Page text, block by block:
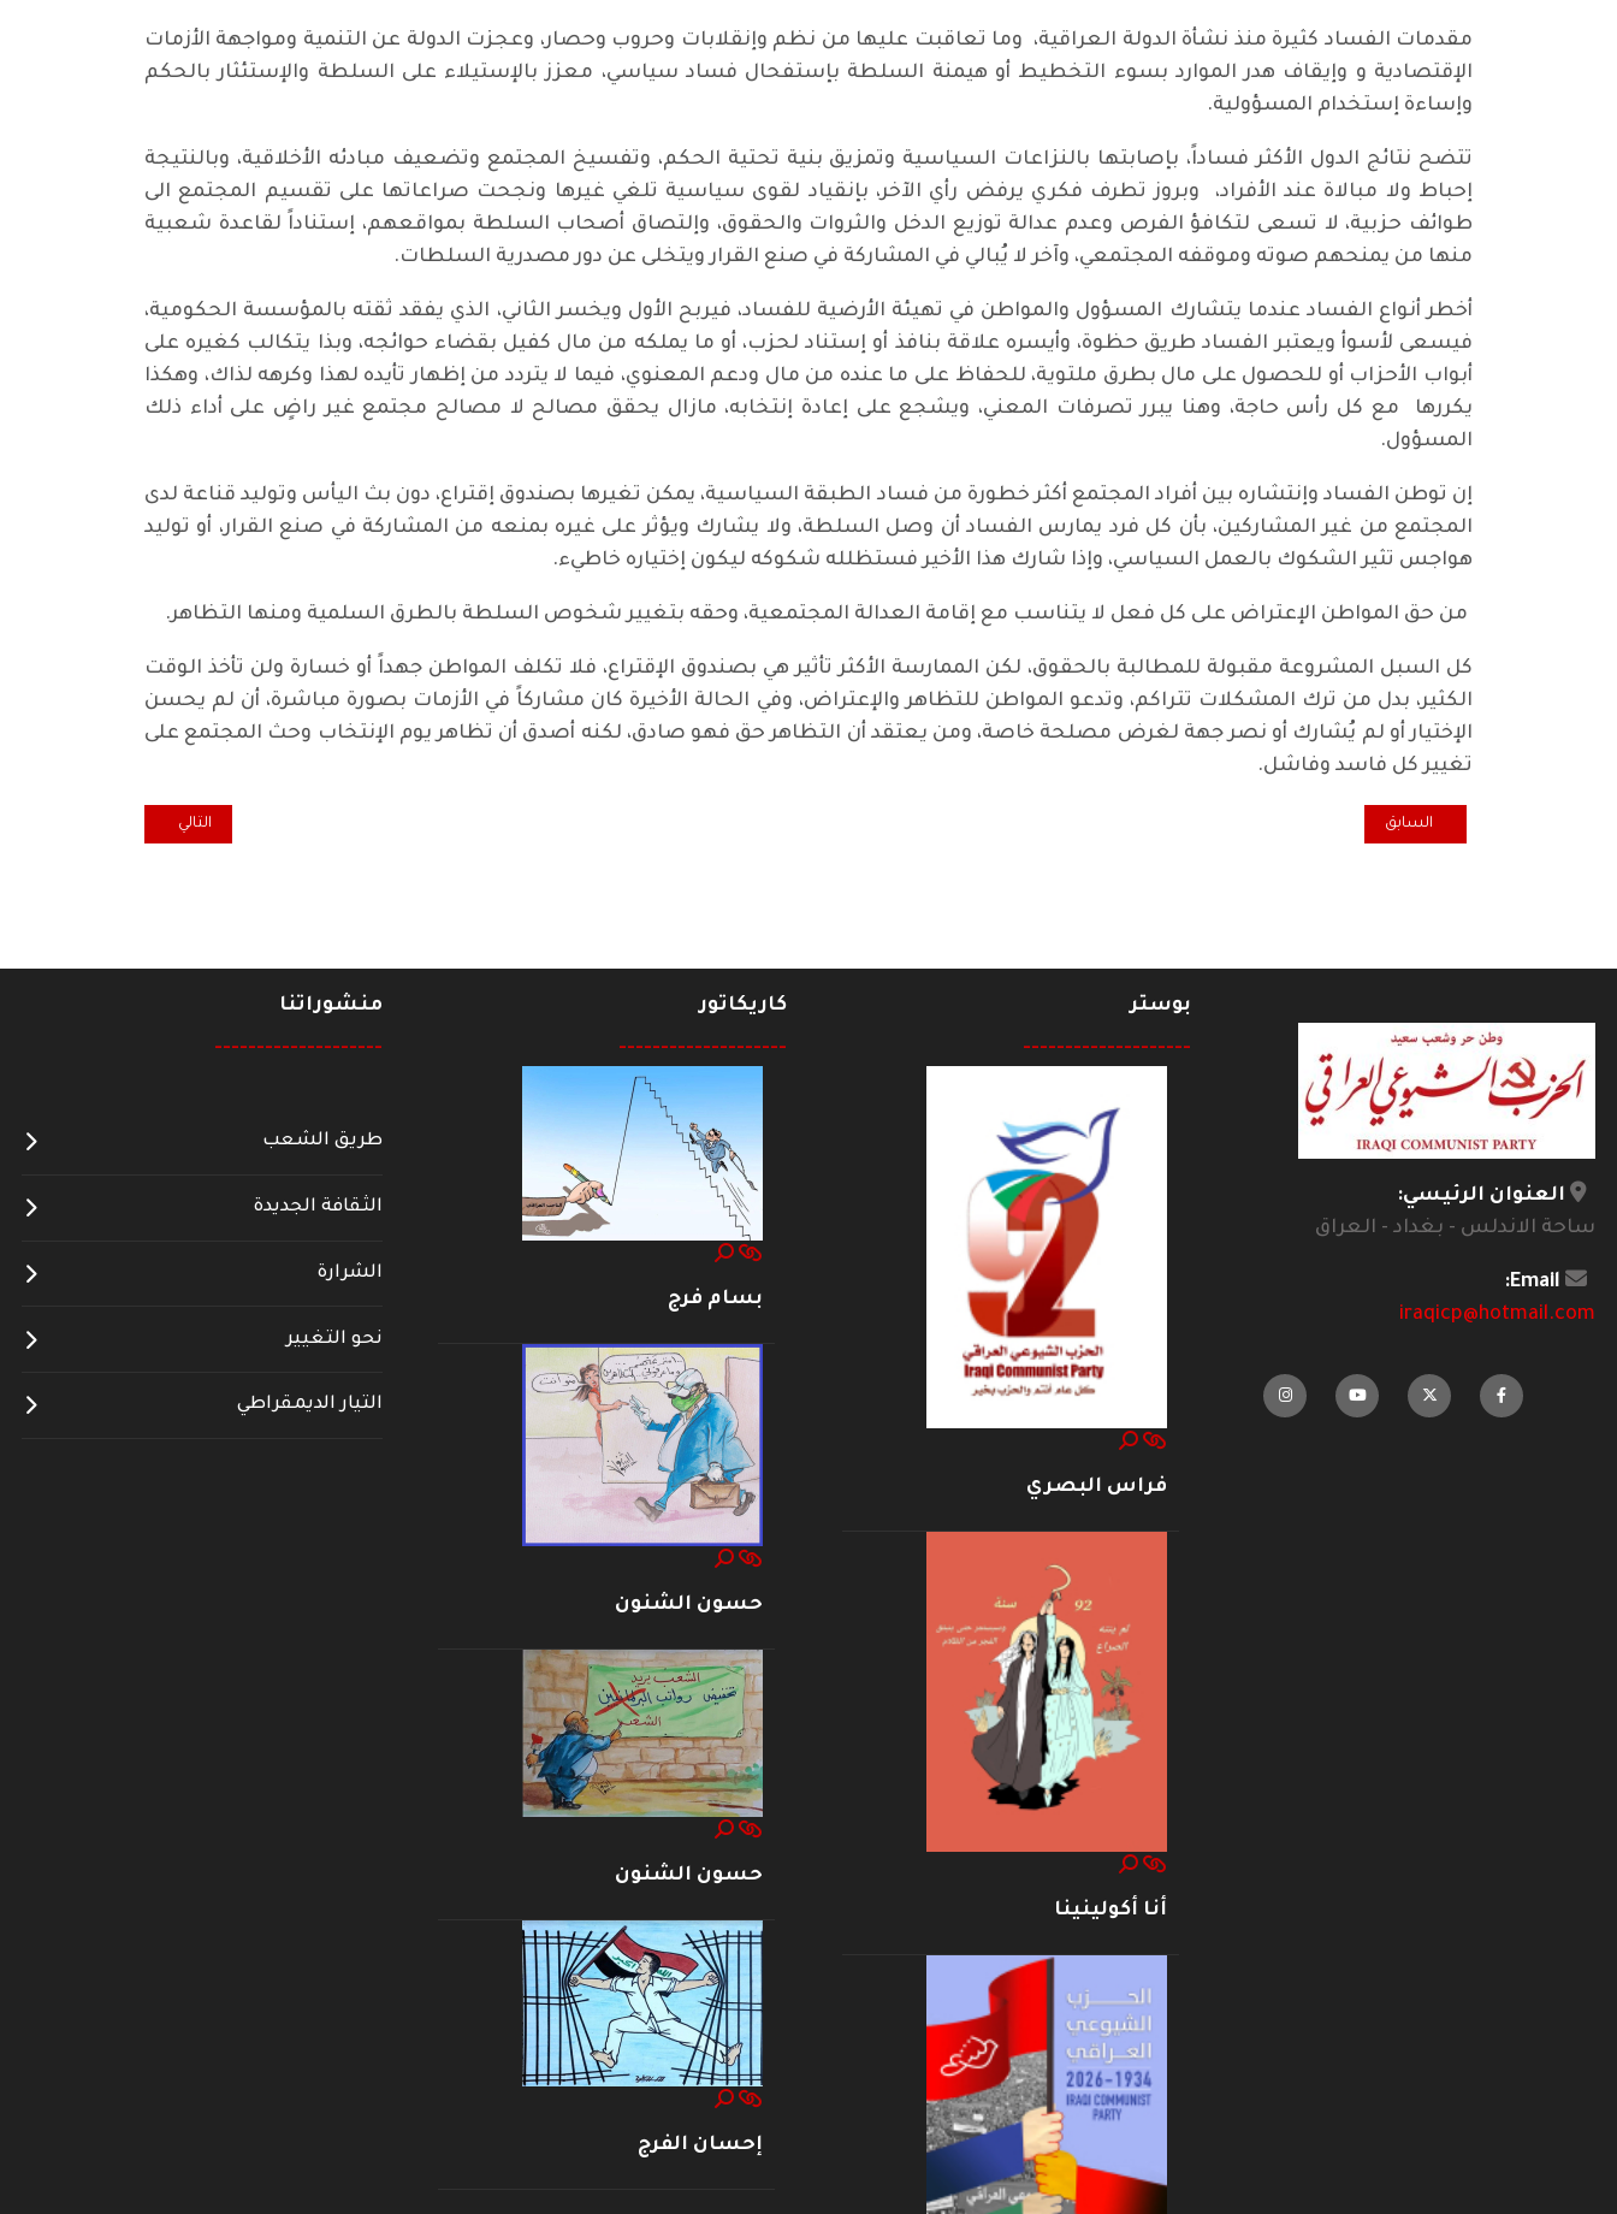
مقدمات الفساد كثيرة منذ نشأة الدولة العراقية، وما تعاقبت عليها من نظم وإنقلابات وحروب وحصار، وعجزت الدولة عن التنمية ومواجهة الأزمات
الإقتصادية و وإيقاف هدر الموارد بسوء التخطيط أو هيمنة السلطة بإستفحال فساد سياسي، معزز بالإستيلاء على السلطة والإستئثار بالحكم
وإساءة إستخدام المسؤولية.
تتضح نتائج الدول الأكثر فساداً، بإصابتها بالنزاعات السياسية وتمزيق بنية تحتية الحكم، وتفسيخ المجتمع وتضعيف مبادئه الأخلاقية، وبالنتيجة
إحباط ولا مبالاة عند الأفراد، وبروز تطرف فكري يرفض رأي الآخر، بإنقياد لقوى سياسية تلغي غيرها ونجحت صراعاتها على تقسيم المجتمع الى
طوائف حزبية، لا تسعى لتكافؤ الفرص وعدم عدالة توزيع الدخل والثروات والحقوق، وإلتصاق أصحاب السلطة بمواقعهم، إستناداً لقاعدة شعبية
منها من يمنحهم صوته وموقفه المجتمعي، وآخر لا يُبالي في المشاركة في صنع القرار ويتخلى عن دور مصدرية السلطات.
أخطر أنواع الفساد عندما يتشارك المسؤول والمواطن في تهيئة الأرضية للفساد، فيربح الأول ويخسر الثاني، الذي يفقد ثقته بالمؤسسة الحكومية،
فيسعى لأسوأ ويعتبر الفساد طريق حظوة، وأيسره علاقة بنافذ أو إستناد لحزب، أو ما يملكه من مال كفيل بقضاء حوائجه، وبذا يتكالب كغيره على
أبواب الأحزاب أو للحصول على مال بطرق ملتوية، للحفاظ على ما عنده من مال ودعم المعنوي، فيما لا يتردد من إظهار تأيده لهذا وكرهه لذاك، وهكذا
يكررها مع كل رأس حاجة، وهنا يبرر تصرفات المعني، ويشجع على إعادة إنتخابه، مازال يحقق مصالح لا مصالح مجتمع غير راضٍ على أداء ذلك
المسؤول.
إن توطن الفساد وإنتشاره بين أفراد المجتمع أكثر خطورة من فساد الطبقة السياسية، يمكن تغيرها بصندوق إقتراع، دون بث اليأس وتوليد قناعة لدى
المجتمع من غير المشاركين، بأن كل فرد يمارس الفساد أن وصل السلطة، ولا يشارك ويؤثر على غيره بمنعه من المشاركة في صنع القرار، أو توليد
هواجس تثير الشكوك بالعمل السياسي، وإذا شارك هذا الأخير فستظلله شكوكه ليكون إختياره خاطيء.
من حق المواطن الإعتراض على كل فعل لا يتناسب مع إقامة العدالة المجتمعية، وحقه بتغيير شخوص السلطة بالطرق السلمية ومنها التظاهر.
كل السبل المشروعة مقبولة للمطالبة بالحقوق، لكن الممارسة الأكثر تأثير هي بصندوق الإقتراع، فلا تكلف المواطن جهداً أو خسارة ولن تأخذ الوقت
الكثير، بدل من ترك المشكلات تتراكم، وتدعو المواطن للتظاهر والإعتراض، وفي الحالة الأخيرة كان مشاركاً في الأزمات بصورة مباشرة، أن لم يحسن
الإختيار أو لم يُشارك أو نصر جهة لغرض مصلحة خاصة، ومن يعتقد أن التظاهر حق فهو صادق، لكنه أصدق أن تظاهر يوم الإنتخاب وحث المجتمع على
تغيير كل فاسد وفاشل.
المقال السابق: بمناسبة ما يجري اليوم في العراق ج1
السابق المقال التالي: أسئلة صامتة!!
التالي
العنوان الرئيسي:
ساحة الاندلس - بغداد - العراق
Email:
iraqicp@hotmail.com
بوستر
--------------------
فراس البصري
أنا أكولينينا
كاريكاتور
--------------------
بسام فرج
حسون الشنون
حسون الشنون
إحسان الفرج
منشوراتنا
--------------------
طريق الشعب
الثقافة الجديدة
الشرارة
نحو التغيير
التيار الديمقراطي